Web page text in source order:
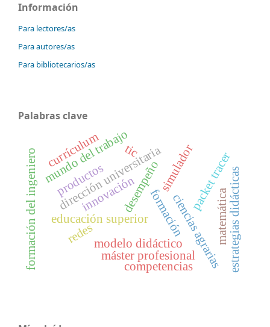
Información
Para lectores/as
Para autores/as
Para bibliotecarios/as
Palabras clave
desempeño
educación superiorformación
dirección universitariasimuladorpacket tracer
redes
tic
ciencias agrarias
mundo del trabajo
estrategias didácticas
formación del ingeniero matemática
modelo didáctico
máster profesional
productos
currículum
competencias
innovación